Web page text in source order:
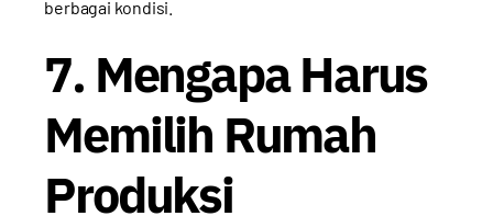
berbagai kondisi.
7. Mengapa Harus
Memilih Rumah
Produksi